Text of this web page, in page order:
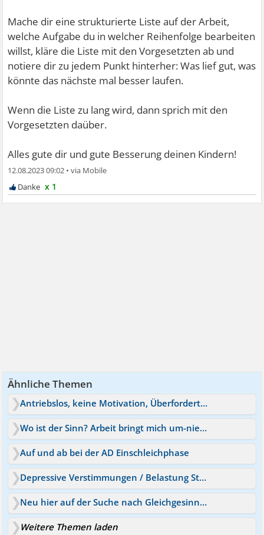
Mache dir eine strukturierte Liste auf der Arbeit,
welche Aufgabe du in welcher Reihenfolge bearbeiten
willst, kläre die Liste mit den Vorgesetzten ab und
notiere dir zu jedem Punkt hinterher: Was lief gut, was
könnte das nächste mal besser laufen.
Wenn die Liste zu lang wird, dann sprich mit den
Vorgesetzten daüber.
Alles gute dir und gute Besserung deinen Kindern!
12.08.2023 09:02 •
x 1
Ähnliche Themen
Antriebslos, keine Motivation, Überfordert auf Arbeit
Wo ist der Sinn? Arbeit bringt mich um-niemals happy
Auf und ab bei der AD Einschleichphase
Depressive Verstimmungen / Belastung Störung auf der Brust
Neu hier auf der Suche nach Gleichgesinnten
Weitere Themen laden